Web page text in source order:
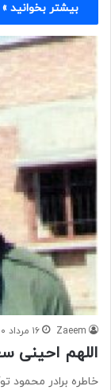
بیشتر بخوانید »
Zaeem ۱۶ مرداد ۱۴۰۰
اللهم احینی
خاطره برادر محمود